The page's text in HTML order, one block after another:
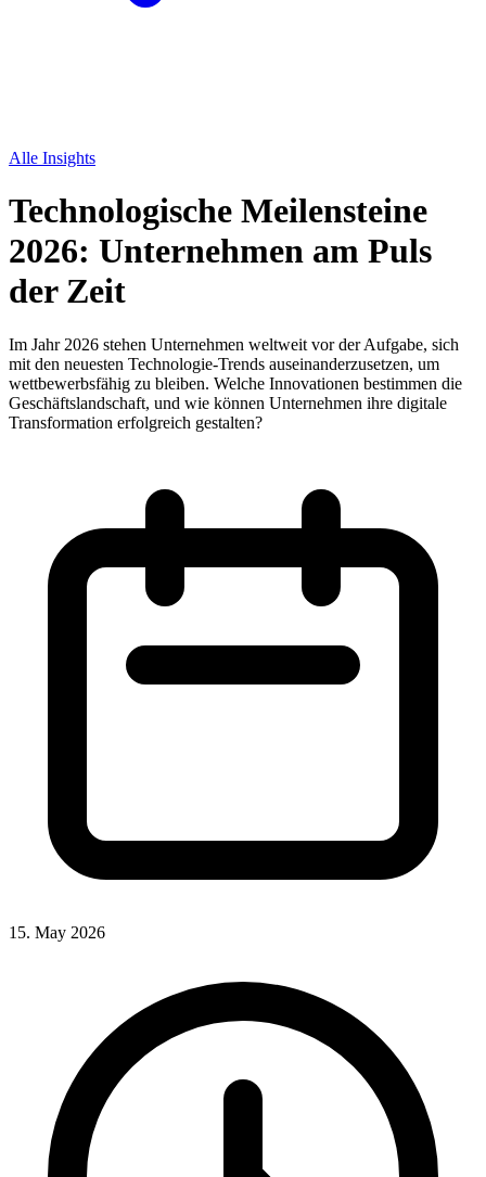
Alle Insights
Technologische Meilensteine
2026: Unternehmen am Puls
der Zeit
Im Jahr 2026 stehen Unternehmen weltweit vor der Aufgabe, sich
mit den neuesten Technologie-Trends auseinanderzusetzen, um
wettbewerbsfähig zu bleiben. Welche Innovationen bestimmen die
Geschäftslandschaft, und wie können Unternehmen ihre digitale
Transformation erfolgreich gestalten?
15. May 2026